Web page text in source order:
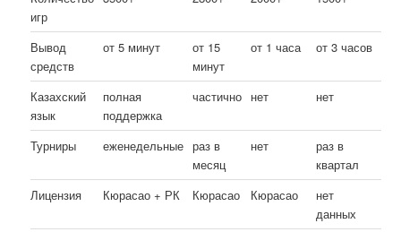
игр
Вывод
средств
от 5 минут
от 15
минут
от 1 часа от 3 часов
Казахский
язык
полная
поддержка
частично нет нет
Турниры еженедельные раз в
месяц
нет
раз в
квартал
Лицензия
Кюрасао + РК Кюрасао Кюрасао
нет
данных